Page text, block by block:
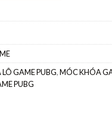
GAME PUBG,MÓC KHÓA
PUBG